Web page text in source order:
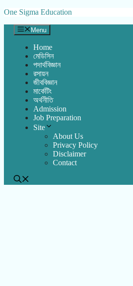
Skip
content
One Sigma Education
Menu
Home
মেডিসিন
পদার্থবিজ্ঞান
রসায়ন
জীববিজ্ঞান
মার্কেটিং
অর্থনীতি
Admission
Job Preparation
Site
About Us
Privacy Policy
Disclaimer
Contact